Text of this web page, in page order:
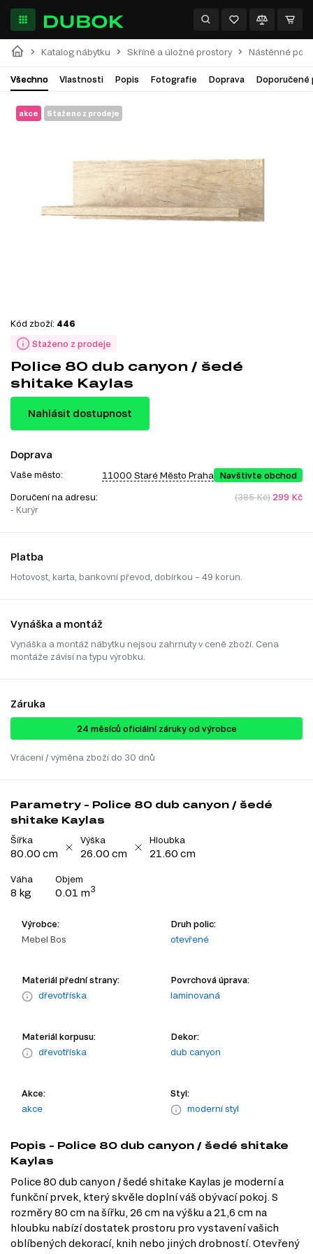
Katalog nábytku Skříně a úložné prostory Nástěnné
Všechno Vlastnosti Popis Fotografie Doprava Doporučené
akce Staženo z prodeje
Staženo z prodeje
Kód zboží: 446
Police 80 dub canyon / šedé
shitake Kaylas
Nahlásit dostupnost
Doprava
Vaše město: 11000 Staré Město Praha Navštivte obchod
Doručení na adresu:
- Kurýr
(385 Kč) 299 Kč
Platba
Hotovost, karta, bankovní převod, dobírkou – 49 korun.
Vynáška a montáž
Vynáška a montáž nábytku nejsou zahrnuty v ceně zboží. Cena
montáže závisí na typu výrobku.
Záruka
24 ​​​​měsíců oficiální záruky od výrobce
Vrácení / výměna zboží do 30 dnů
Parametry - Police 80 dub canyon / šedé
shitake Kaylas
Šířka
80.00 cm
Výška
26.00 cm
Hloubka
21.60 cm
Váha
8 kg
Objem
0.01 m3
Výrobce:
Mebel Bos
Druh polic:
otevřené
Materiál přední strany:
dřevotříska
Povrchová úprava:
laminovaná
Materiál korpusu:
dřevotříska
Dekor:
dub canyon
Akce:
akce
Styl:
moderní styl
Popis - Police 80 dub canyon / šedé shitake
Kaylas
Police 80 dub canyon / šedé shitake Kaylas je moderní a
funkční prvek, který skvěle doplní váš obývací pokoj. S
rozměry 80 cm na šířku, 26 cm na výšku a 21,6 cm na
hloubku nabízí dostatek prostoru pro vystavení vašich
oblíbených dekorací, knih nebo jiných drobností. Otevřený